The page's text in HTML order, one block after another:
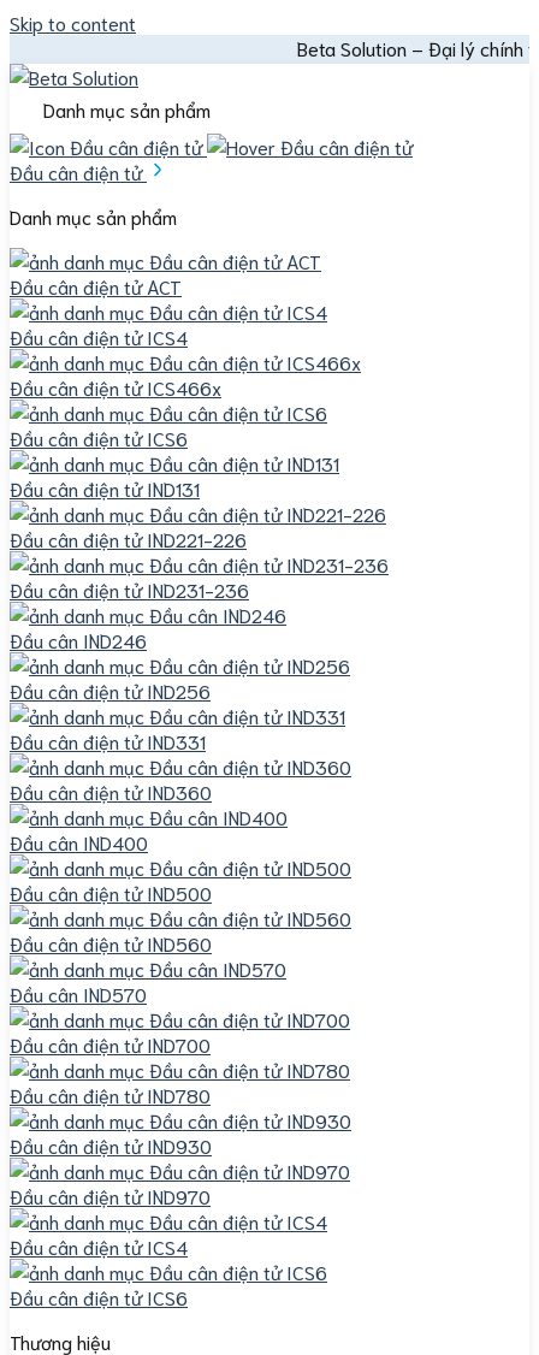
Skip to content
Beta Solution – Đại lý chính thức
Danh mục sản phẩm
Đầu cân điện tử
Danh mục sản phẩm
Đầu cân điện tử ACT
Đầu cân điện tử ICS4
Đầu cân điện tử ICS466x
Đầu cân điện tử ICS6
Đầu cân điện tử IND131
Đầu cân điện tử IND221-226
Đầu cân điện tử IND231-236
Đầu cân IND246
Đầu cân điện tử IND256
Đầu cân điện tử IND331
Đầu cân điện tử IND360
Đầu cân IND400
Đầu cân điện tử IND500
Đầu cân điện tử IND560
Đầu cân IND570
Đầu cân điện tử IND700
Đầu cân điện tử IND780
Đầu cân điện tử IND930
Đầu cân điện tử IND970
Đầu cân điện tử ICS4
Đầu cân điện tử ICS6
Thương hiệu